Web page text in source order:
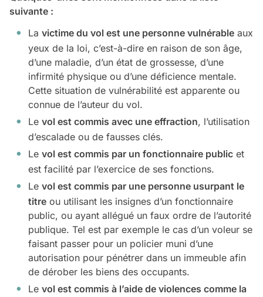
suivante :
La victime du vol est une personne vulnérable aux
yeux de la loi, c’est-à-dire en raison de son âge,
d’une maladie, d’un état de grossesse, d’une
infirmité physique ou d’une déficience mentale.
Cette situation de vulnérabilité est apparente ou
connue de l’auteur du vol.
Le vol est commis avec une effraction, l’utilisation
d’escalade ou de fausses clés.
Le vol est commis par un fonctionnaire public et
est facilité par l’exercice de ses fonctions.
Le vol est commis par une personne usurpant le
titre ou utilisant les insignes d’un fonctionnaire
public, ou ayant allégué un faux ordre de l’autorité
publique. Tel est par exemple le cas d’un voleur se
faisant passer pour un policier muni d’une
autorisation pour pénétrer dans un immeuble afin
de dérober les biens des occupants.
Le vol est commis à l’aide de violences comme la